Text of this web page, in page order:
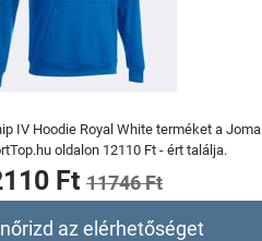
IV Hoodie Royal White terméket a Joma
oldalon 12110 Ft - ért találja.
Ft 11746 Ft
az elérhetőséget